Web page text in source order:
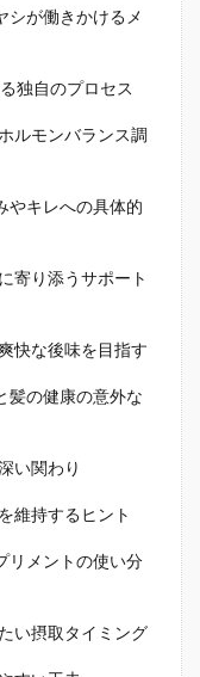
シが働きかけるメ
独自のプロセス
ルモンバランス調
やキレへの具体的
寄り添うサポート
快な後味を目指す
髪の健康の意外な
い関わり
維持するヒント
リメントの使い分
い摂取タイミング